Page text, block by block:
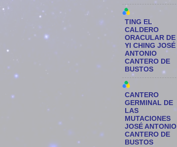
TING EL
CALDERO
ORACULAR DE
YI CHING JOSÉ
ANTONIO
CANTERO DE
BUSTOS
CANTERO
GERMINAL DE
LAS
MUTACIONES
JOSÉ ANTONIO
CANTERO DE
BUSTOS